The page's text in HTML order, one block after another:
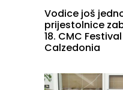
Vodice još
prijestolnice
18. CMC
Calzedonia